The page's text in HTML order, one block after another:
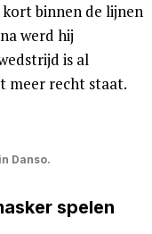
binnen de lijnen
werd hij
is al
meer recht staat.
Danso.
spelen